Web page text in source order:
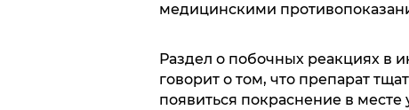
медицинскими
Раздел о побочных реакциях в
говорит о том, что препарат
появиться покраснение в